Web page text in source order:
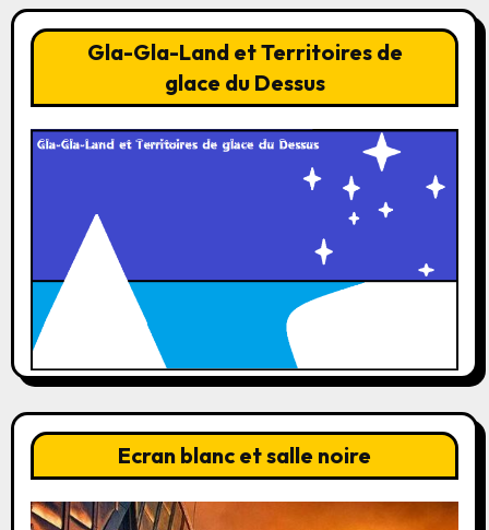
Gla-Gla-Land et Territoires de
glace du Dessus
Ecran blanc et salle noire